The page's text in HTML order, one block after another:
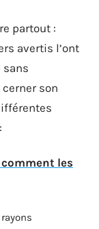
partout :
avertis l’ont
son
les